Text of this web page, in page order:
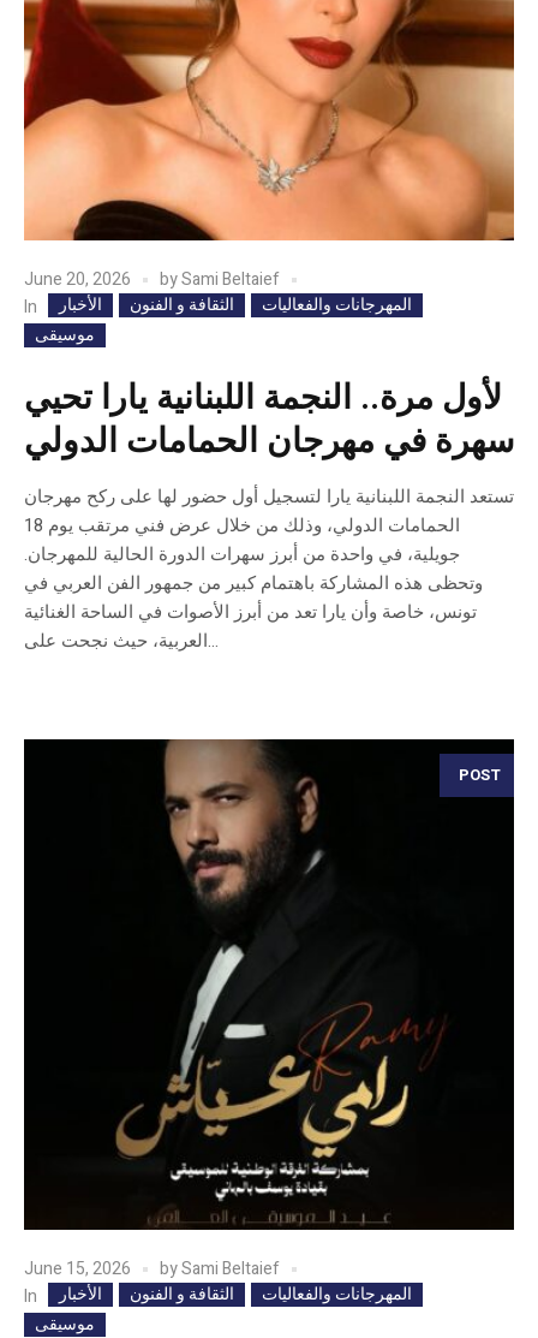
June 20, 2026 bySami Beltaief
In
الأخبار الثقافة و الفنون
المهرجانات والفعاليات
موسيقى
لأول مرة.. النجمة اللبنانية يارا تحيي
سهرة في مهرجان الحمامات الدولي
تستعد النجمة اللبنانية يارا لتسجيل أول حضور لها على ركح مهرجان
الحمامات الدولي، وذلك من خلال عرض فني مرتقب يوم 18
جويلية، في واحدة من أبرز سهرات الدورة الحالية للمهرجان.
وتحظى هذه المشاركة باهتمام كبير من جمهور الفن العربي في
تونس، خاصة وأن يارا تعد من أبرز الأصوات في الساحة الغنائية
العربية، حيث نجحت على...
POST
June 15, 2026 bySami Beltaief
In
الأخبار الثقافة و الفنون
المهرجانات والفعاليات
موسيقى